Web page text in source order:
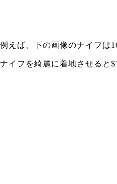
例えば、下の画像のナイフは
ナイフを綺麗に着地させると